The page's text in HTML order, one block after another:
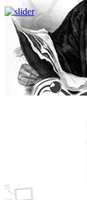
Аспирантам